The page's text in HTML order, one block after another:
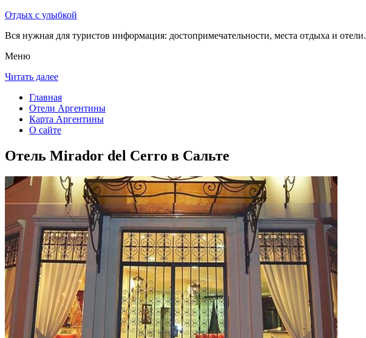
Отдых с улыбкой
Вся нужная для туристов информация: достопримечательности, места отдыха и отели.
Меню
Читать далее
Главная
Отели Аргентины
Карта Аргентины
О сайте
Отель Mirador del Cerro в Сальте